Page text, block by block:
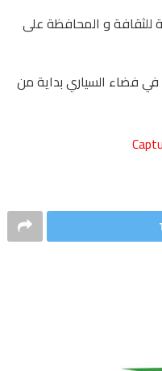
للثقافة و المحافظة على
فضاء السياري بداية من